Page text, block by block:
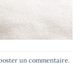
un commentaire.